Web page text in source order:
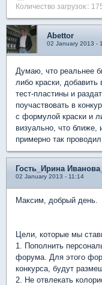
Количество загрузок::
Abettor
02 January 2013 -
Думаю, что реальнее
либо краски,
тест-пластины и
поучаствовать в
с формулой краски и
визуально, что ближе,
примерно так
Гость_Ирина
02 January 2013 - 11:14
Максим, добрый день.
Цели, которые мы
1. Пополнить
форума. Для этого
конкурса, будут
2. Не отвлекать